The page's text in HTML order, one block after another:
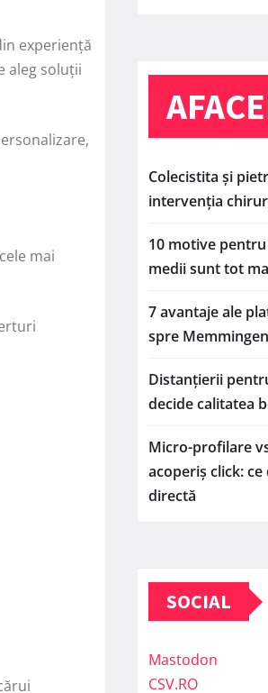
experiență
aleg soluții
mai
Colecistita și
intervenția
10 motive
medii sunt tot
7 avantaje ale
spre Memmingen
Distanțierii
decide calitatea
Micro-profilare
acoperiș click:
directă
SOCIAL
Mastodon
CSV.RO